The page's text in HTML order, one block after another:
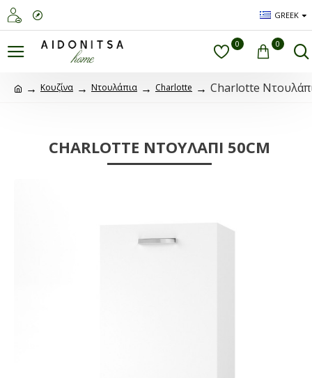
GREEK
0 0
Κουζίνα Ντουλάπια Charlotte Charlotte
CHARLOTTE ΝΤΟΥΛΆΠΙ 50CM